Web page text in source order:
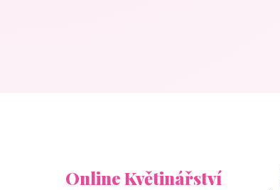
Online Květinářství